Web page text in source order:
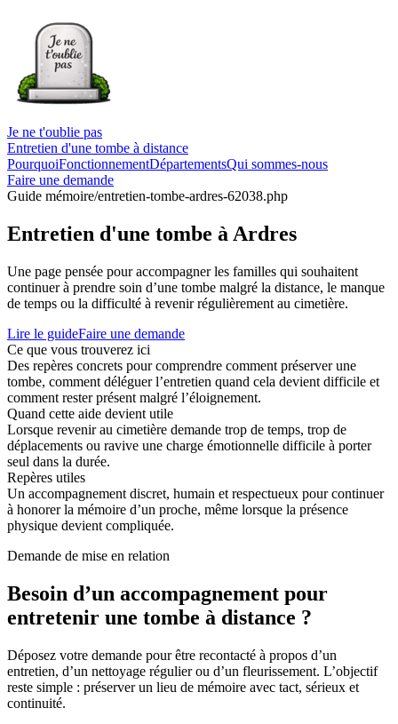
Je ne t'oublie pas
Entretien d'une tombe à distance
PourquoiFonctionnementDépartementsQui sommes-nous
Faire une demande
Guide mémoire/entretien-tombe-ardres-62038.php
Entretien d'une tombe à Ardres
Une page pensée pour accompagner les familles qui souhaitent
continuer à prendre soin d’une tombe malgré la distance, le manque
de temps ou la difficulté à revenir régulièrement au cimetière.
Lire le guideFaire une demande
Ce que vous trouverez ici
Des repères concrets pour comprendre comment préserver une
tombe, comment déléguer l’entretien quand cela devient difficile et
comment rester présent malgré l’éloignement.
Quand cette aide devient utile
Lorsque revenir au cimetière demande trop de temps, trop de
déplacements ou ravive une charge émotionnelle difficile à porter
seul dans la durée.
Repères utiles
Un accompagnement discret, humain et respectueux pour continuer
à honorer la mémoire d’un proche, même lorsque la présence
physique devient compliquée.
Demande de mise en relation
Besoin d’un accompagnement pour
entretenir une tombe à distance ?
Déposez votre demande pour être recontacté à propos d’un
entretien, d’un nettoyage régulier ou d’un fleurissement. L’objectif
reste simple : préserver un lieu de mémoire avec tact, sérieux et
continuité.